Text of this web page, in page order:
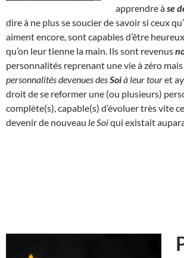
apprendre àse
dire à ne plus se soucier de savoir si ceux
aiment encore, sont capables d’être
qu’on leur tienne la main. Ils sont revenus
personnalités reprenant une vie à zéro mais
personnalités devenues desSoià leur touret
droit de se reformer une (ou plusieurs)
complète(s), capable(s) d’évoluer très vite
devenir de nouveau le Soiqui existait